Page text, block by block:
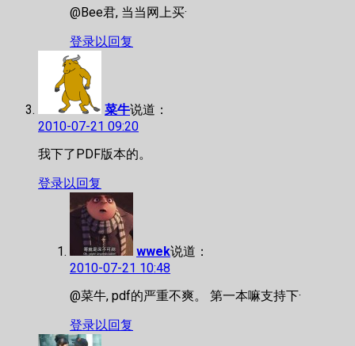
@Bee君, 当当网上买·
登录以回复
菜牛说道：
2010-07-21 09:20
我下了PDF版本的。
登录以回复
wwek说道：
2010-07-21 10:48
@菜牛, pdf的严重不爽。 第一本嘛支持下·
登录以回复